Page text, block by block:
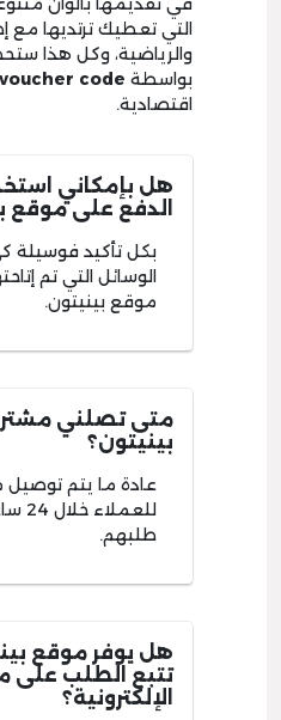
التي تعطيك ترتديها مع
والرياضية، وكل هذا
بواسطة code
اقتصادية.
هل بإمكاني
الدفع على موقع
بكل تأكيد فوسيلة
الوسائل التي تم
موقع بينيتون.
متى تصلني
بينيتون؟
عادة ما يتم توصيل
طلبهم.
هل يوفر موقع
تتبع الطلب على
الإلكترونية؟